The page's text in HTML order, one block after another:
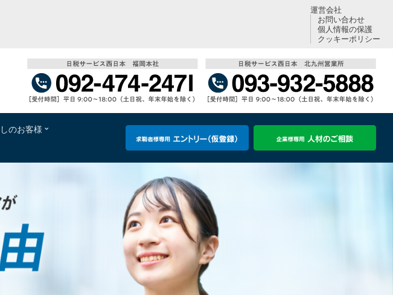
運営会社
お問い合わせ
個人情報の保護
クッキーポリシー
しのお客様